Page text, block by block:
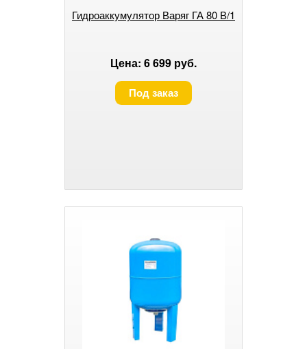
Гидроаккумулятор Варяг ГА 80 В/1
Цена: 6 699 руб.
Под заказ